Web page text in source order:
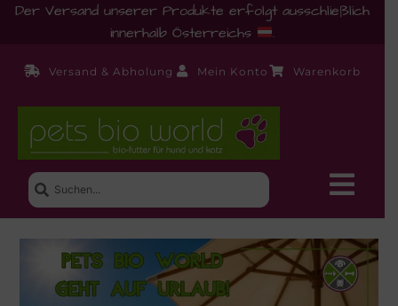
Der Versand unserer Produkte erfolgt ausschließlich
innerhalb Österreichs
.
Versand & Abholung Mein Konto Warenkorb
Neue Produkte
Shop